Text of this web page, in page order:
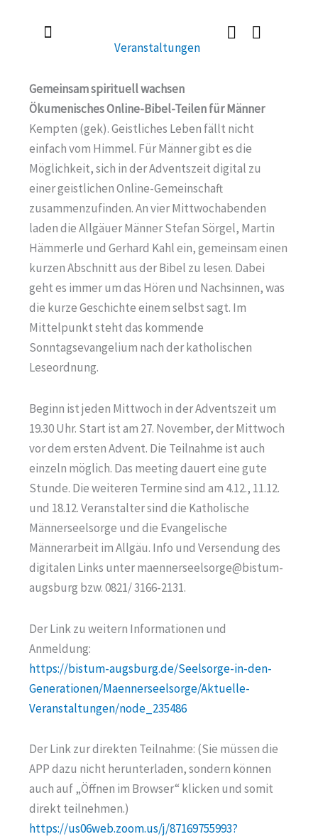
Veranstaltungen
Gemeinsam spirituell wachsen
Ökumenisches Online-Bibel-Teilen für Männer
Kempten (gek). Geistliches Leben fällt nicht
einfach vom Himmel. Für Männer gibt es die
Möglichkeit, sich in der Adventszeit digital zu
einer geistlichen Online-Gemeinschaft
zusammenzufinden. An vier Mittwochabenden
laden die Allgäuer Männer Stefan Sörgel, Martin
Hämmerle und Gerhard Kahl ein, gemeinsam einen
kurzen Abschnitt aus der Bibel zu lesen. Dabei
geht es immer um das Hören und Nachsinnen, was
die kurze Geschichte einem selbst sagt. Im
Mittelpunkt steht das kommende
Sonntagsevangelium nach der katholischen
Leseordnung.
Beginn ist jeden Mittwoch in der Adventszeit um
19.30 Uhr. Start ist am 27. November, der Mittwoch
vor dem ersten Advent. Die Teilnahme ist auch
einzeln möglich. Das meeting dauert eine gute
Stunde. Die weiteren Termine sind am 4.12., 11.12.
und 18.12. Veranstalter sind die Katholische
Männerseelsorge und die Evangelische
Männerarbeit im Allgäu. Info und Versendung des
digitalen Links unter maennerseelsorge@bistum-
augsburg bzw. 0821/ 3166-2131.
Der Link zu weitern Informationen und
Anmeldung:
https://bistum-augsburg.de/Seelsorge-in-den-
Generationen/Maennerseelsorge/Aktuelle-
Veranstaltungen/node_235486
Der Link zur direkten Teilnahme: (Sie müssen die
APP dazu nicht herunterladen, sondern können
auch auf „Öffnen im Browser“ klicken und somit
direkt teilnehmen.)
https://us06web.zoom.us/j/87169755993?